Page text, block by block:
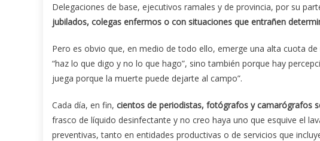
Delegaciones de base, ejecutivos ramales y de provincia, por su
jubilados, colegas enfermos o con situaciones que entrañen
Pero es obvio que, en medio de todo ello, emerge una alta cuota
“haz lo que digo y no lo que hago”, sino también porque hay
juega porque la muerte puede dejarte al campo”.
Cada día, en fin, cientos de periodistas, fotógrafos y camarógrafos
frasco de líquido desinfectante y no creo haya uno que esquive el
preventivas, tanto en entidades productivas o de servicios que